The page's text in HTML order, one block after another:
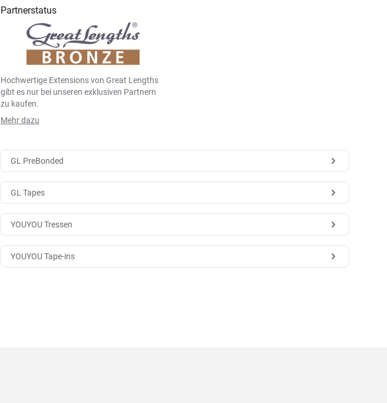
Partnerstatus
Hochwertige Extensions von Great Lengths
gibt es nur bei unseren exklusiven Partnern
zu kaufen.
Mehr dazu
GL PreBonded
GL Tapes
YOUYOU Tressen
YOUYOU Tape-ins